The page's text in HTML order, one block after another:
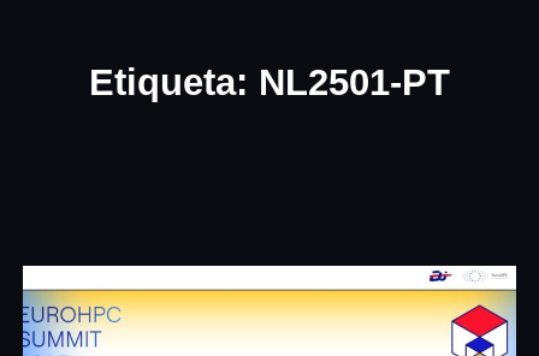
Etiqueta: NL2501-PT